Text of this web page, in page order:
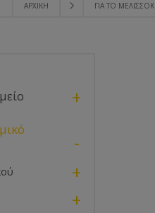
ΑΡΧΙΚΉ ΓΙΑ ΤΟ
+
-
+
+